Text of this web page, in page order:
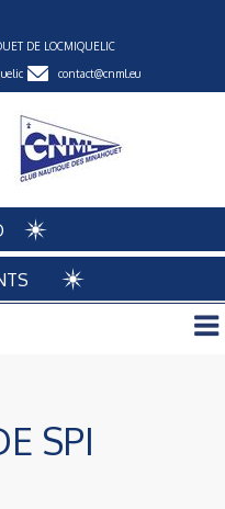
DE LOCMIQUELIC
contact@cnml.eu
SPI